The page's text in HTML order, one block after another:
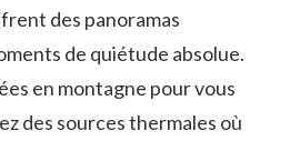
des panoramas
de⁤ quiétude ⁢absolue.
en montagne pour vous
des sources ⁣thermales où